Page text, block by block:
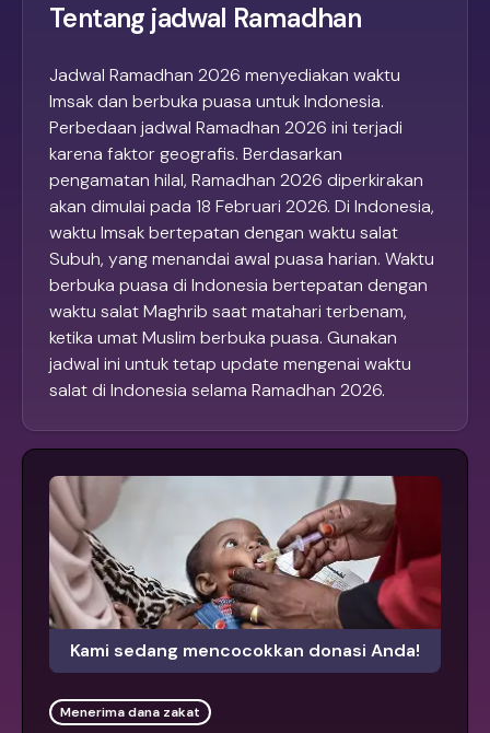
Tentang jadwal Ramadhan
Jadwal Ramadhan 2026 menyediakan waktu
Imsak dan berbuka puasa untuk Indonesia.
Perbedaan jadwal Ramadhan 2026 ini terjadi
karena faktor geografis. Berdasarkan
pengamatan hilal, Ramadhan 2026 diperkirakan
akan dimulai pada 18 Februari 2026. Di Indonesia,
waktu Imsak bertepatan dengan waktu salat
Subuh, yang menandai awal puasa harian. Waktu
berbuka puasa di Indonesia bertepatan dengan
waktu salat Maghrib saat matahari terbenam,
ketika umat Muslim berbuka puasa. Gunakan
jadwal ini untuk tetap update mengenai waktu
salat di Indonesia selama Ramadhan 2026.
Kami sedang mencocokkan donasi Anda!
Menerima dana zakat